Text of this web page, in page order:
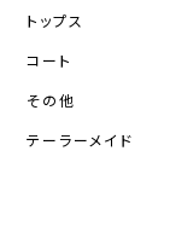
トップス
コート
その他
テーラーメイド